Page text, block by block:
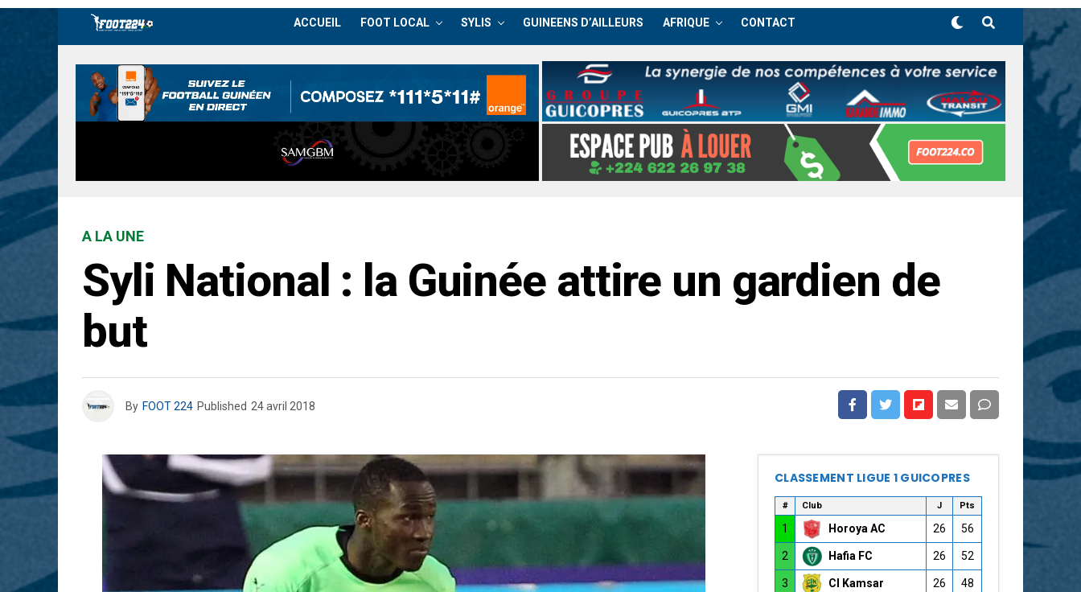
ACCUEIL FOOT LOCAL SYLIS GUINEENS D’AILLEURS AFRIQUE CONTACT
A LA UNE
Syli National : la Guinée attire un gardien de
but
By FOOT 224 Published 24 avril 2018
CLASSEMENT LIGUE 1 GUICOPRES
# Club J Pts
1 Horoya AC 26 56
2 Hafia FC 26 52
3 CI Kamsar 26 48